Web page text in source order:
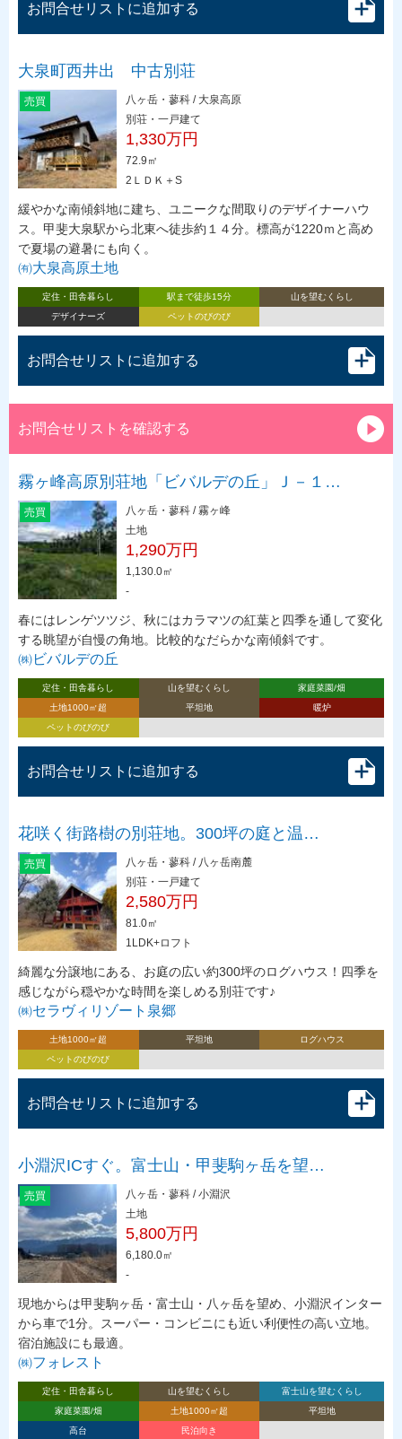
お問合せリストに追加する
大泉町西井出 中古別荘
売買
八ヶ岳・蓼科 / 大泉高原
別荘・一戸建て
1,330万円
72.9㎡
2ＬＤＫ＋S
緩やかな南傾斜地に建ち、ユニークな間取りのデザイナーハウ
ス。甲斐大泉駅から北東へ徒歩約１４分。標高が1220ｍと高め
で夏場の避暑にも向く。
㈲大泉高原土地
定住・田舎暮らし 駅まで徒歩15分
山を望むくらし
デザイナーズ
ペットのびのび
お問合せリストに追加する
お問合せリストを確認する
霧ヶ峰高原別荘地「ビバルデの丘」Ｊ－１…
売買
八ヶ岳・蓼科 / 霧ヶ峰
土地
1,290万円
1,130.0㎡
-
春にはレンゲツツジ、秋にはカラマツの紅葉と四季を通して変化
する眺望が自慢の角地。比較的なだらかな南傾斜です。
㈱ビバルデの丘
定住・田舎暮らし 山を望むくらし
家庭菜園/畑
土地1000㎡超
平坦地
暖炉
ペットのびのび
お問合せリストに追加する
花咲く街路樹の別荘地。300坪の庭と温…
売買
八ヶ岳・蓼科 / 八ヶ岳南麓
別荘・一戸建て
2,580万円
81.0㎡
1LDK+ロフト
綺麗な分譲地にある、お庭の広い約300坪のログハウス！四季を
感じながら穏やかな時間を楽しめる別荘です♪
㈱セラヴィリゾート泉郷
土地1000㎡超 平坦地
ログハウス
ペットのびのび
お問合せリストに追加する
小淵沢ICすぐ。富士山・甲斐駒ヶ岳を望…
売買
八ヶ岳・蓼科 / 小淵沢
土地
5,800万円
6,180.0㎡
-
現地からは甲斐駒ヶ岳・富士山・八ヶ岳を望め、小淵沢インター
から車で1分。スーパー・コンビニにも近い利便性の高い立地。
宿泊施設にも最適。
㈱フォレスト
定住・田舎暮らし 山を望むくらし
富士山を望むくらし
家庭菜園/畑
土地1000㎡超
平坦地
高台
民泊向き